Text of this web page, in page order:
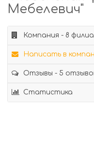
Мебелевич"
Компания - 8
Написать в
Отзывы - 5
Статистика